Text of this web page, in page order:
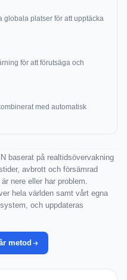
globala platser för att upptäcka
för att förutsäga och
med automatisk
baserat på realtidsövervakning
avbrott och försämrad
nere eller har problem.
hela världen samt vårt egna
och uppdateras
metod